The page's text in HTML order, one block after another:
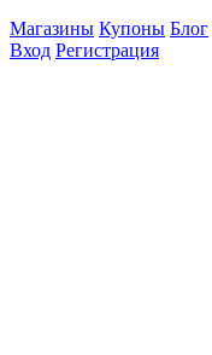
Магазины Купоны Блог
Вход Регистрация